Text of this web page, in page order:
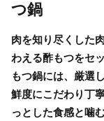
つ鍋
肉を知り尽くした
わえる酢もつをセ
もつ鍋には、厳選
鮮度にこだわり丁
っとした食感と噛